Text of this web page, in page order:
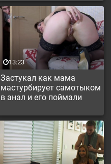
Застукал как мама
мастурбирует самотыком
в анал и его поймали
13:23